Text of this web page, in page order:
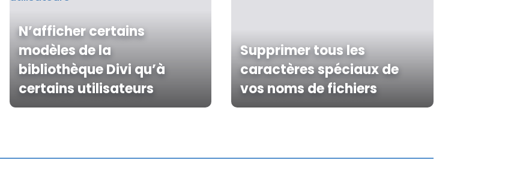
N’afficher certains
modèles de la
bibliothèque Divi qu’à
certains utilisateurs
Supprimer tous les
caractères spéciaux de
vos noms de fichiers